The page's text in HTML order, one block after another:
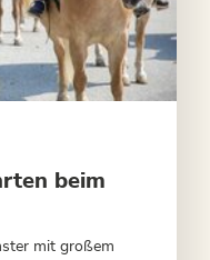
beim
mit großem